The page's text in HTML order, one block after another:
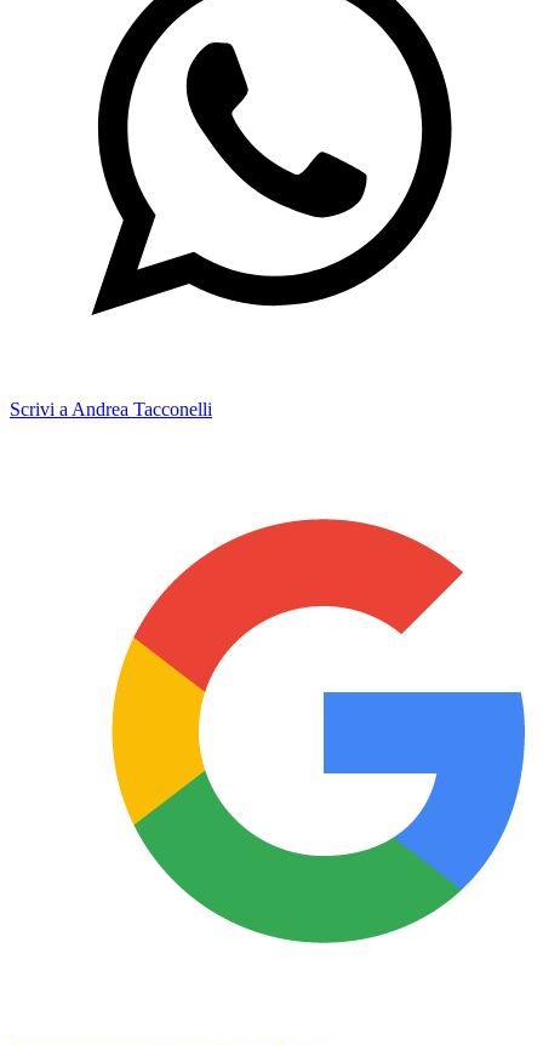
Scrivi a Andrea Tacconelli